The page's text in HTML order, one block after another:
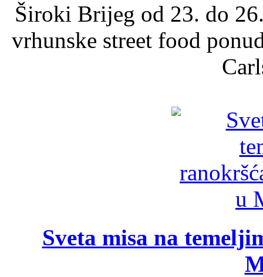
Široki Brijeg od 23. do
vrhunske street food
Sveta misa na